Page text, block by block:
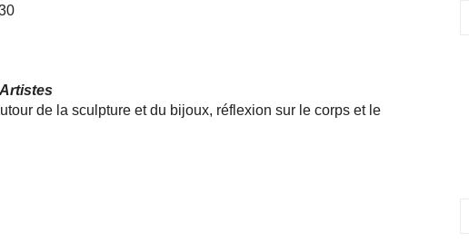
de la sculpture et du bijoux, réflexion sur le corps et le